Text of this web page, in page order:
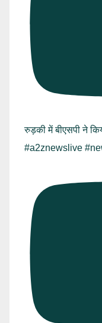
रुड़की में बीएसपी ने
#a2znewslive